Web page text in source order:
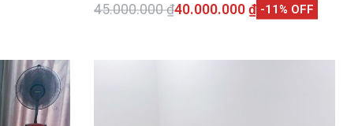
45.000.000₫40.000.000 ₫ -11% OFF